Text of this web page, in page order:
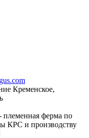
Кременское,
племенная ферма по
КРС и производству